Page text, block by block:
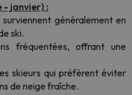
- janvier) :
généralement en
ski.
fréquentées, offrant une
skieurs qui préfèrent éviter
de neige fraîche.